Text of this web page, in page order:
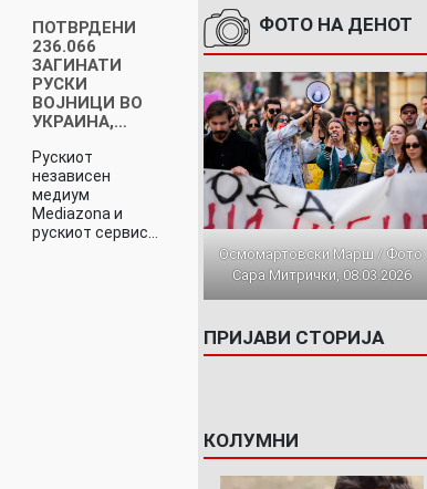
ПОТВРДЕНИ
236.066
ЗАГИНАТИ
РУСКИ
ВОЈНИЦИ ВО
УКРАИНА,…
Рускиот
независен
медиум
Mediazona и
рускиот сервис…
ФОТО НА ДЕНОТ
Осмомартовски Марш / Фото:
Сара Митрички, 08.03.2026
ПРИЈАВИ СТОРИЈА
КОЛУМНИ